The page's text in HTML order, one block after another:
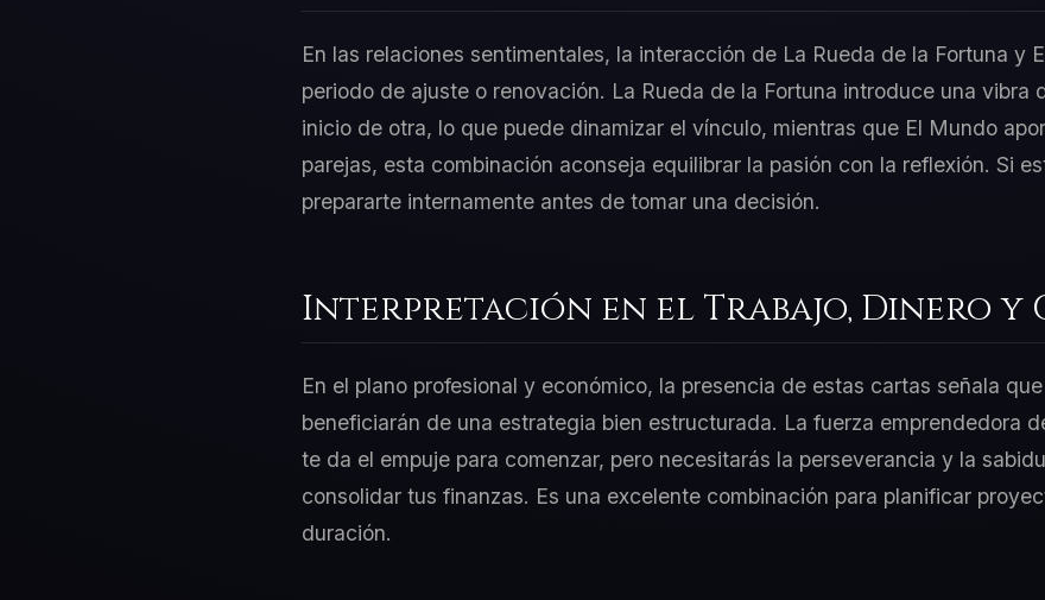
En las relaciones sentimentales, la interacción de La Rueda de la Fortuna y
periodo de ajuste o renovación. La Rueda de la Fortuna introduce una vibra
inicio de otra, lo que puede dinamizar el vínculo, mientras que El Mundo
parejas, esta combinación aconseja equilibrar la pasión con la reflexión. Si
prepararte internamente antes de tomar una decisión.
Interpretación en el Trabajo, Dinero y
En el plano profesional y económico, la presencia de estas cartas señala
beneficiarán de una estrategia bien estructurada. La fuerza emprendedora
te da el empuje para comenzar, pero necesitarás la perseverancia y la
consolidar tus finanzas. Es una excelente combinación para planificar
duración.